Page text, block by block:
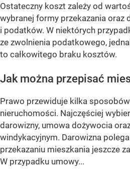
Ostateczny koszt zależy od
wybranej formy przekazania oraz
i podatków. W niektórych
ze zwolnienia podatkowego,
to całkowitego braku kosztów.
Jak można przepisać
Prawo przewiduje kilka
nieruchomości. Najczęściej
darowizny, umowa dożywocia
windykacyjnym. Darowizna
przekazaniu mieszkania jeszcze
W przypadku umowy...